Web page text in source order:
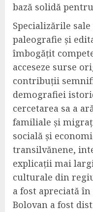
bază solidă
Specializările
paleografie și
îmbogățit
acceseze surse
contribuții
demografiei
cercetarea sa a
familiale și
socială și
transilvănene,
explicații mai
culturale din
a fost apreciată
Bolovan a fost